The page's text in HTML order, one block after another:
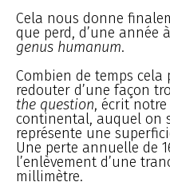
Cela nous donne
que perd, d’une année
genus humanum.
Combien de temps
redouter d’une façon
the question, écrit
continental, auquel on
représente une
Une perte annuelle de
l’enlèvement d’une
millimètre.